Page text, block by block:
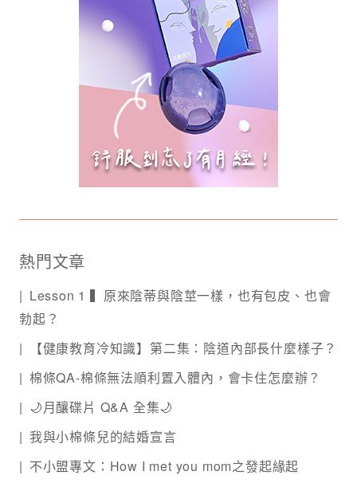
熱門文章
Lesson 1 ▍原來陰蒂與陰莖一樣，也有包皮、也會
勃起？
【健康教育冷知識】第二集：陰道內部長什麼樣子？
棉條QA-棉條無法順利置入體內，會卡住怎麼辦？
🌙月釀碟片 Q&A 全集🌙
我與小棉條兒的結婚宣言
不小盟專文：How I met you mom之發起緣起